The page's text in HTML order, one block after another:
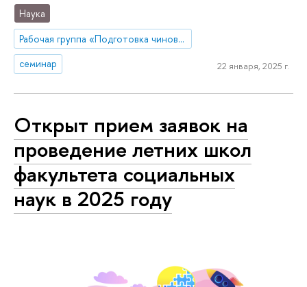
Наука
Рабочая группа «Подготовка чиновников по особым поручениям»
семинар
22 января, 2025 г.
Открыт прием заявок на
проведение летних школ
факультета социальных
наук в 2025 году